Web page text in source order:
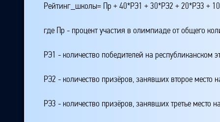
Рейтинг_школы= Пр + 40*РЭ1 + 30*РЭ2 + 20*РЭ3 +
где Пр - процент участия в олимпиаде от общего
РЭ1 - количество победителей на республиканском
РЭ2 - количество призёров, занявших второе место
РЭ3 - количество призёров, занявших третье место